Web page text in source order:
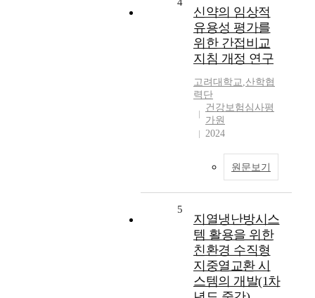
4
신약의 임상적
유용성 평가를
위한 간접비교
지침 개정 연구
고려대학교,산학협
력단
건강보험심사평
가원
2024
원문보기
5
지열냉난방시스
템 활용을 위한
친환경 수직형
지중열교환 시
스템의 개발(1차